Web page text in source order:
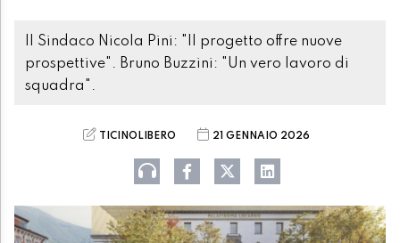
Il Sindaco Nicola Pini: "Il progetto offre nuove
prospettive". Bruno Buzzini: "Un vero lavoro di
squadra".
TICINOLIBERO 21 GENNAIO 2026